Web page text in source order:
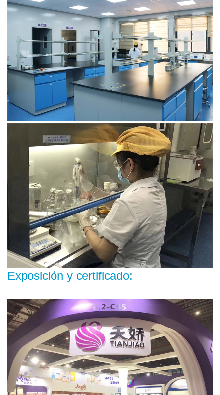
Exposición y certificado: